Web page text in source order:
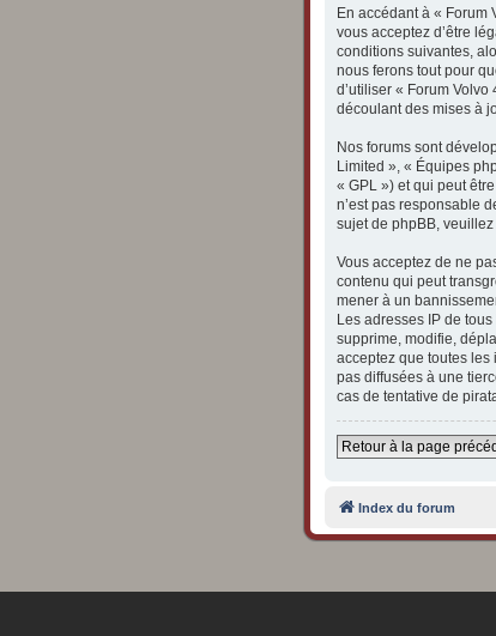
En accédant à « Forum
vous acceptez d’être
conditions suivantes,
nous ferons tout pour
d’utiliser « Forum
découlant des mises à
Nos forums sont
Limited », « Équipes
« GPL ») et qui peut
n’est pas responsable
sujet de phpBB,
Vous acceptez de ne
contenu qui peut
mener à un
Les adresses IP de
supprime, modifie,
acceptez que toutes
pas diffusées à une
cas de tentative de
Retour à la page
Index du forum